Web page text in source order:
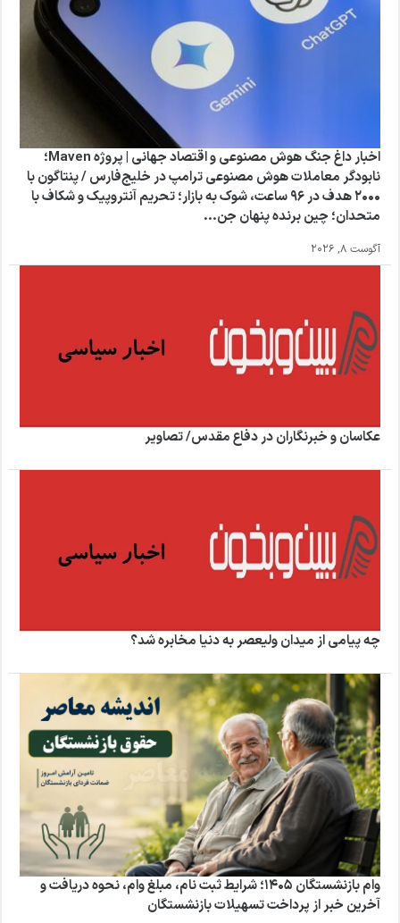
اخبار داغ جنگ هوش مصنوعی و اقتصاد جهانی | پروژه Maven؛
نابودگر معاملات هوش مصنوعی ترامپ در خلیج‌فارس / پنتاگون با
۲۰۰۰ هدف در ۹۶ ساعت، شوک به بازار؛ تحریم آنتروپیک و شکاف با
متحدان؛ چین برنده پنهان جن...
آگوست 8, 2026
عکاسان و خبرنگاران در دفاع مقدس/ تصاویر
چه پیامی از میدان ولیعصر به دنیا مخابره شد؟
وام بازنشستگان ۱۴۰۵؛ شرایط ثبت نام، مبلغ وام، نحوه دریافت و
آخرین خبر از پرداخت تسهیلات بازنشستگان